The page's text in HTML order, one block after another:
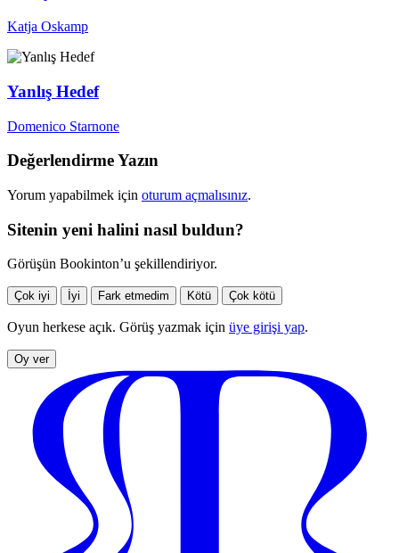
Katja Oskamp
Yanlış Hedef
Domenico Starnone
Değerlendirme Yazın
Yorum yapabilmek için oturum açmalısınız.
Sitenin yeni halini nasıl buldun?
Görüşün Bookinton’u şekillendiriyor.
Çok iyi İyi Fark etmedim Kötü Çok kötü
Oyun herkese açık. Görüş yazmak için üye girişi yap.
Oy ver